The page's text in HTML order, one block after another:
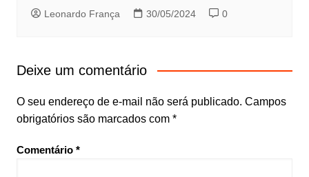
Leonardo França 30/05/2024 0
Deixe um comentário
O seu endereço de e-mail não será publicado. Campos
obrigatórios são marcados com *
Comentário *